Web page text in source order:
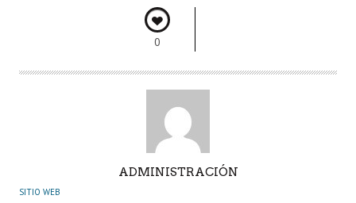
0
U
ADMINISTRACIÓN
SITIO WEB